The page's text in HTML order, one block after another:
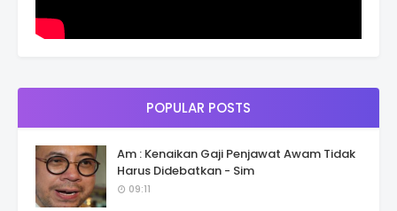
POPULAR POSTS
Am : Kenaikan Gaji Penjawat Awam Tidak
Harus Didebatkan - Sim
09:11